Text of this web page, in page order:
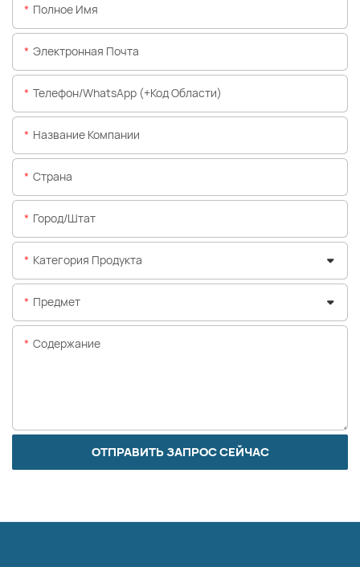
Полное Имя
Электронная Почта
Телефон/WhatsApp (+код Области)
Название Компании
Страна
Город/штат
Категория Продукта
Предмет
Содержание
ОТПРАВИТЬ ЗАПРОС СЕЙЧАС